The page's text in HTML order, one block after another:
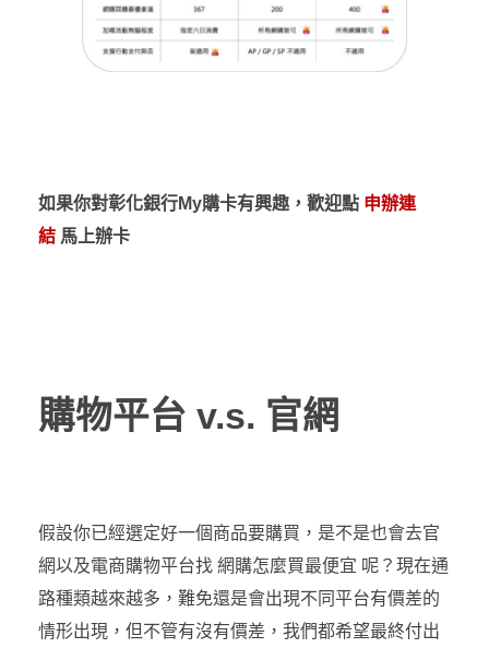
如果你對彰化銀行My購卡有興趣，歡迎點 申辦連
結 馬上辦卡
購物平台 v.s. 官網
假設你已經選定好一個商品要購買，是不是也會去官
網以及電商購物平台找 網購怎麼買最便宜 呢？現在通
路種類越來越多，難免還是會出現不同平台有價差的
情形出現，但不管有沒有價差，我們都希望最終付出